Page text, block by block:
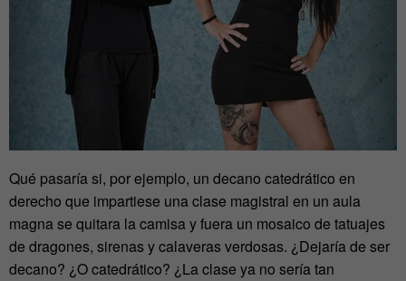
Qué pasaría si, por ejemplo, un decano catedrático en
derecho que impartiese una clase magistral en un aula
magna se quitara la camisa y fuera un mosaico de tatuajes
de dragones, sirenas y calaveras verdosas. ¿Dejaría de ser
decano? ¿O catedrático? ¿La clase ya no sería tan